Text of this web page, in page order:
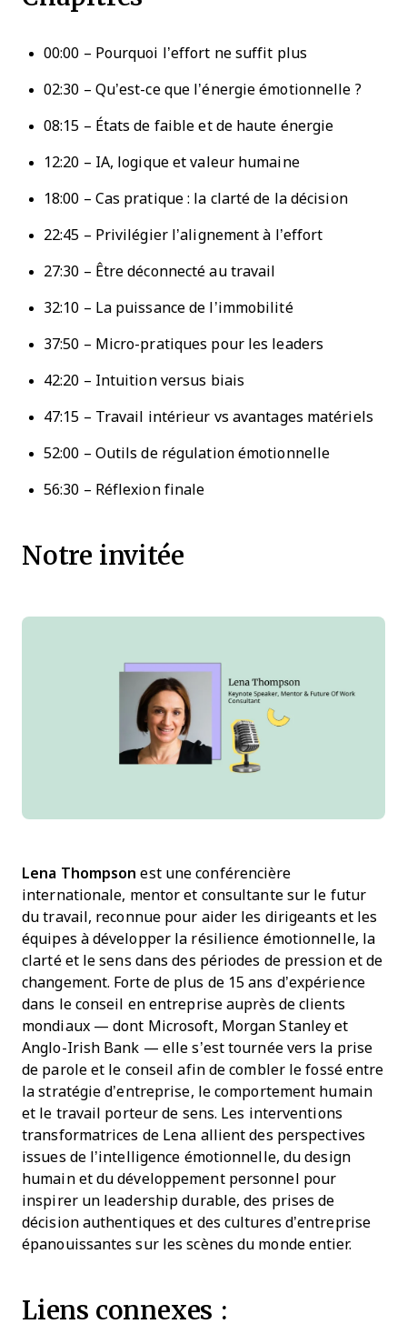
00:00 – Pourquoi l’effort ne suffit plus
02:30 – Qu’est-ce que l’énergie émotionnelle ?
08:15 – États de faible et de haute énergie
12:20 – IA, logique et valeur humaine
18:00 – Cas pratique : la clarté de la décision
22:45 – Privilégier l’alignement à l’effort
27:30 – Être déconnecté au travail
32:10 – La puissance de l’immobilité
37:50 – Micro-pratiques pour les leaders
42:20 – Intuition versus biais
47:15 – Travail intérieur vs avantages matériels
52:00 – Outils de régulation émotionnelle
56:30 – Réflexion finale
Notre invitée
Lena Thompson est une conférencière
internationale, mentor et consultante sur le futur
du travail, reconnue pour aider les dirigeants et les
équipes à développer la résilience émotionnelle, la
clarté et le sens dans des périodes de pression et de
changement. Forte de plus de 15 ans d’expérience
dans le conseil en entreprise auprès de clients
mondiaux — dont Microsoft, Morgan Stanley et
Anglo-Irish Bank — elle s’est tournée vers la prise
de parole et le conseil afin de combler le fossé entre
la stratégie d’entreprise, le comportement humain
et le travail porteur de sens. Les interventions
transformatrices de Lena allient des perspectives
issues de l’intelligence émotionnelle, du design
humain et du développement personnel pour
inspirer un leadership durable, des prises de
décision authentiques et des cultures d’entreprise
épanouissantes sur les scènes du monde entier.
Liens connexes :